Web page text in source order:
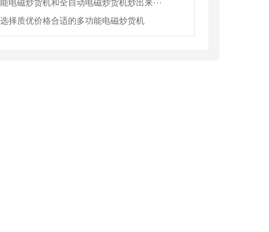
电磁炒货机和全自动电磁炒货机炒出来···
择质优价格合适的多功能电磁炒货机